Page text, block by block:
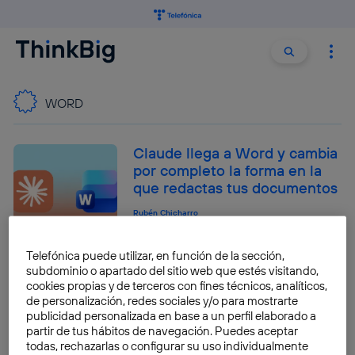
Buscar
WORD
Claude llega a Word y cambia
por completo la forma en la
que redactas tus documentos
Rubén Chicharro
El Editor de Microsoft te
ayudará a mejorar tu manera
de escribir en Word
José María López
Telefónica puede utilizar, en función de la sección,
subdominio o apartado del sitio web que estés visitando,
cookies propias y de terceros con fines técnicos, analíticos,
de personalización, redes sociales y/o para mostrarte
publicidad personalizada en base a un perfil elaborado a
partir de tus hábitos de navegación. Puedes aceptar
todas, rechazarlas o configurar su uso individualmente